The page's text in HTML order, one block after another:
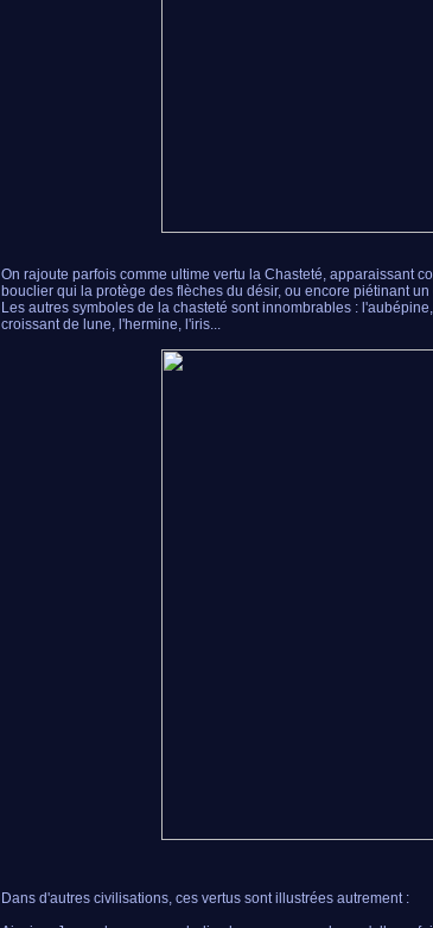
On rajoute parfois comme ultime vertu la Chasteté, apparaissant
bouclier qui la protège des flèches du désir, ou encore piétinant
Les autres symboles de la chasteté sont innombrables :
croissant de lune, l'hermine, l'iris...
Dans d'autres civilisations, ces vertus sont illustrées autrement :